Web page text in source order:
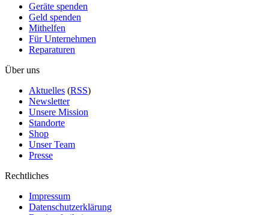
Geräte spenden
Geld spenden
Mithelfen
Für Unternehmen
Reparaturen
Über uns
Aktuelles (RSS)
Newsletter
Unsere Mission
Standorte
Shop
Unser Team
Presse
Rechtliches
Impressum
Datenschutzerklärung